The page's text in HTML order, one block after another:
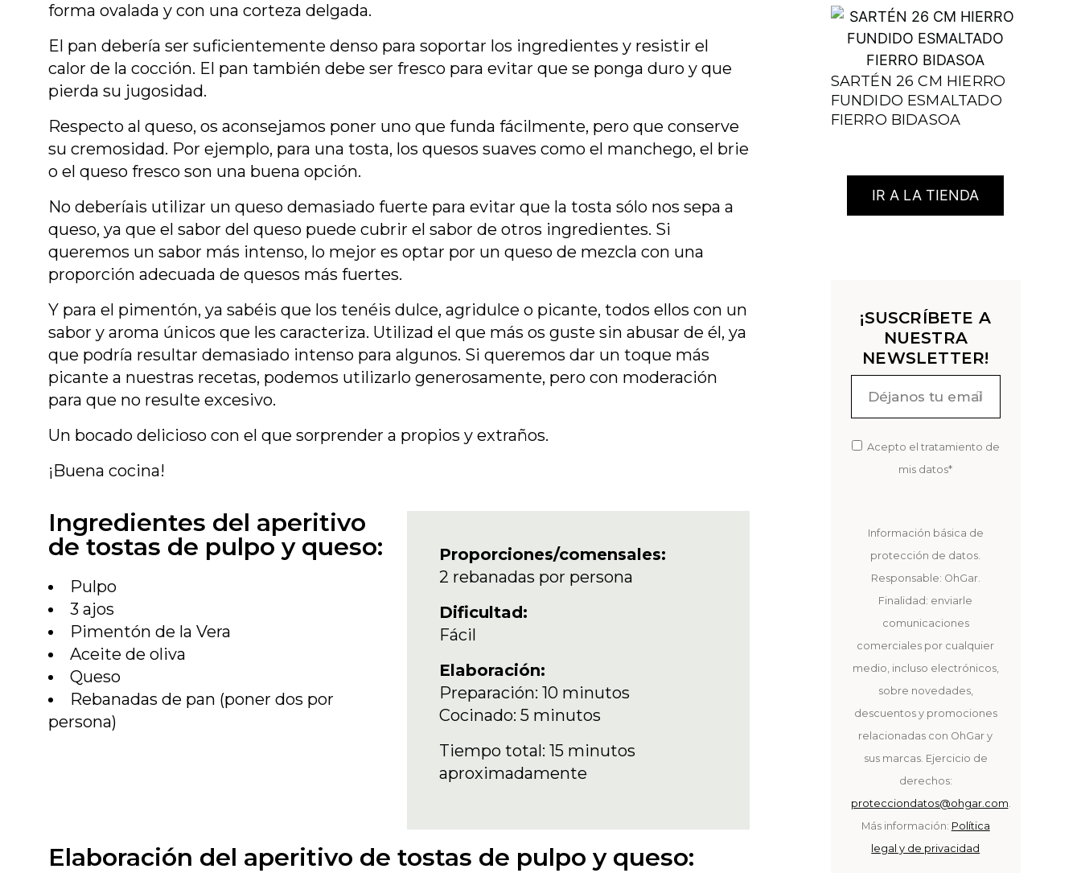
forma ovalada y con una corteza delgada.
El pan debería ser suficientemente denso para soportar los ingredientes y resistir el
calor de la cocción. El pan también debe ser fresco para evitar que se ponga duro y que
pierda su jugosidad.
Respecto al queso, os aconsejamos poner uno que funda fácilmente, pero que conserve
su cremosidad. Por ejemplo, para una tosta, los quesos suaves como el manchego, el brie
o el queso fresco son una buena opción.
No deberíais utilizar un queso demasiado fuerte para evitar que la tosta sólo nos sepa a
queso, ya que el sabor del queso puede cubrir el sabor de otros ingredientes. Si
queremos un sabor más intenso, lo mejor es optar por un queso de mezcla con una
proporción adecuada de quesos más fuertes.
Y para el pimentón, ya sabéis que los tenéis dulce, agridulce o picante, todos ellos con un
sabor y aroma únicos que les caracteriza. Utilizad el que más os guste sin abusar de él, ya
que podría resultar demasiado intenso para algunos. Si queremos dar un toque más
picante a nuestras recetas, podemos utilizarlo generosamente, pero con moderación
para que no resulte excesivo.
Un bocado delicioso con el que sorprender a propios y extraños.
¡Buena cocina!
Ingredientes del aperitivo
de tostas de pulpo y queso:
Pulpo
3 ajos
Pimentón de la Vera
Aceite de oliva
Queso
Rebanadas de pan (poner dos por
persona)
Proporciones/comensales:
2 rebanadas por persona
Dificultad:
Fácil
Elaboración:
Preparación: 10 minutos
Cocinado: 5 minutos
Tiempo total: 15 minutos
aproximadamente
Elaboración del aperitivo de tostas de pulpo y queso:
SARTÉN 26 CM HIERRO
FUNDIDO ESMALTADO
FIERRO BIDASOA
IR A LA TIENDA
¡SUSCRÍBETE A
NUESTRA
NEWSLETTER!
Acepto el tratamiento de
mis datos*
Información básica de
protección de datos.
Responsable: OhGar.
Finalidad: enviarle
comunicaciones
comerciales por cualquier
medio, incluso electrónicos,
sobre novedades,
descuentos y promociones
relacionadas con OhGar y
sus marcas. Ejercicio de
derechos:
protecciondatos@ohgar.com
Más información: Política
legal y de privacidad